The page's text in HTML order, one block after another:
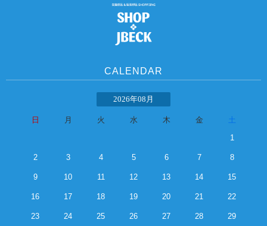
CALENDAR
2026年08月
日 月 火 水 木 金
1
2 3 4 5 6 7 8
9 10 11 12 13 14 15
16 17 18 19 20 21 22
23 24 25 26 27 28 29